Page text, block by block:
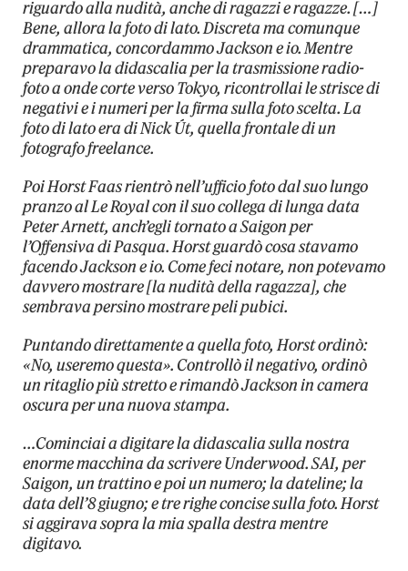
riguardo alla nudità, anche di ragazzi e ragazze. […]
Bene, allora la foto di lato. Discreta ma comunque
drammatica, concordammo Jackson e io. Mentre
preparavo la didascalia per la trasmissione radio-
foto a onde corte verso Tokyo, ricontrollai le strisce di
negativi e i numeri per la firma sulla foto scelta. La
foto di lato era di Nick Út, quella frontale di un
fotografo freelance.
Poi Horst Faas rientrò nell’ufficio foto dal suo lungo
pranzo al Le Royal con il suo collega di lunga data
Peter Arnett, anch’egli tornato a Saigon per
l’Offensiva di Pasqua. Horst guardò cosa stavamo
facendo Jackson e io. Come feci notare, non potevamo
davvero mostrare [la nudità della ragazza], che
sembrava persino mostrare peli pubici.
Puntando direttamente a quella foto, Horst ordinò:
«No, useremo questa». Controllò il negativo, ordinò
un ritaglio più stretto e rimandò Jackson in camera
oscura per una nuova stampa.
…Cominciai a digitare la didascalia sulla nostra
enorme macchina da scrivere Underwood. SAI, per
Saigon, un trattino e poi un numero; la dateline; la
data dell’8 giugno; e tre righe concise sulla foto. Horst
si aggirava sopra la mia spalla destra mentre
digitavo.